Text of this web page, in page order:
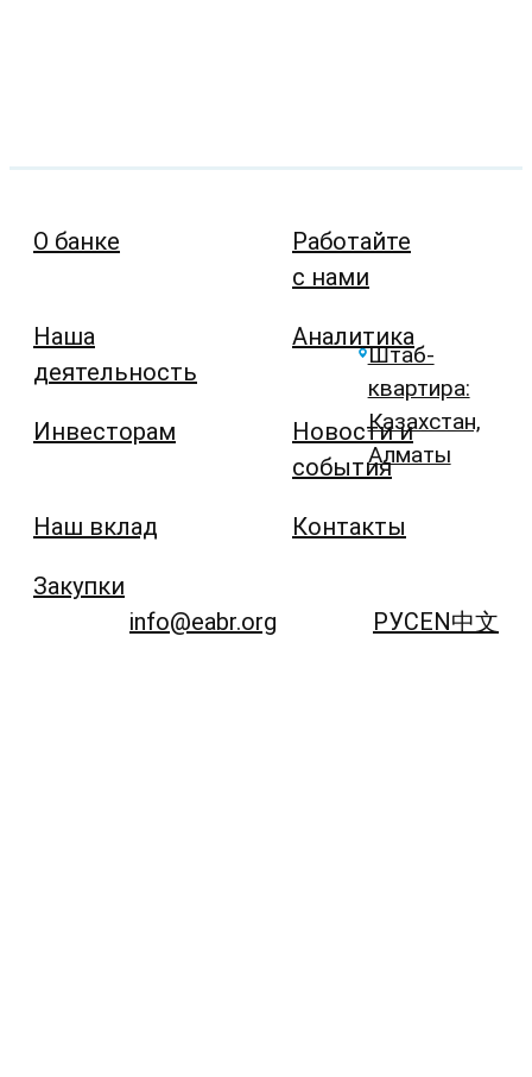
О банке
Наша
деятельность
Инвесторам
Наш вклад
Закупки
Работайте
с нами
Аналитика
Новости и
события
Контакты
Штаб-
квартира:
Казахстан,
Алматы
info@eabr.org РУСEN中文